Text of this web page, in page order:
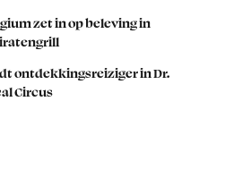
zet in op beleving in
ontdekkingsreiziger in Dr.
Circus